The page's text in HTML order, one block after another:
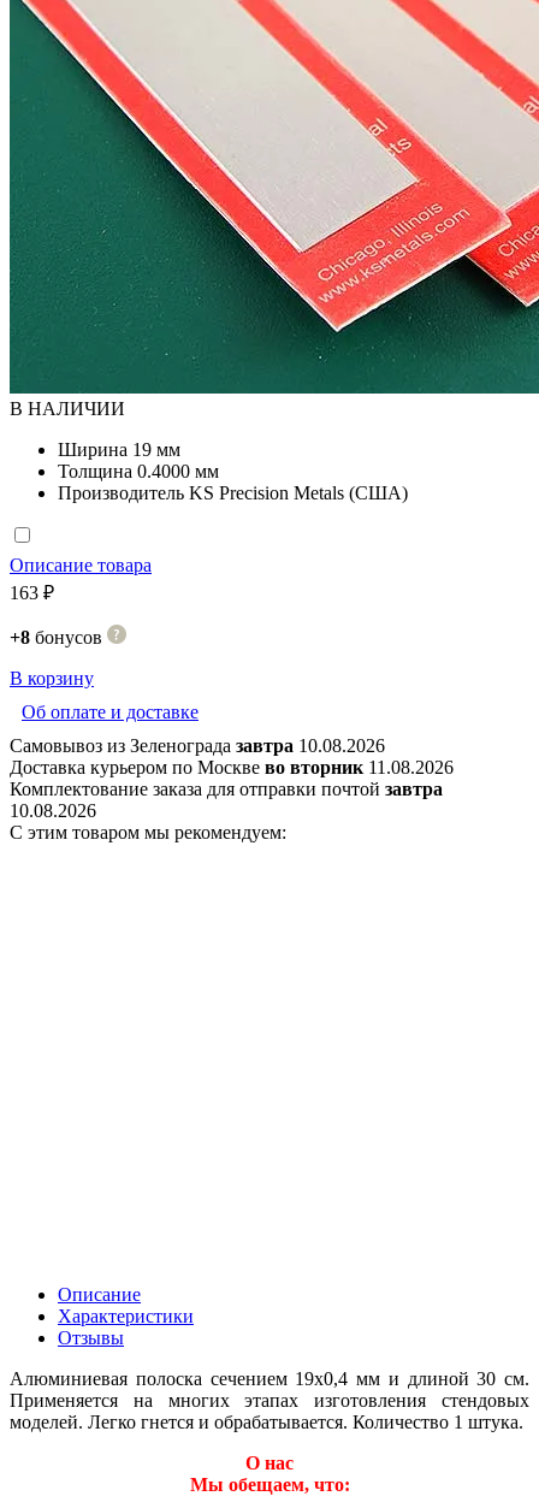
В НАЛИЧИИ
Ширина 19 мм
Толщина 0.4000 мм
Производитель KS Precision Metals (США)
Описание товара
163 ₽
+8 бонусов
В корзину
Об оплате и доставке
Самовывоз из Зеленограда завтра 10.08.2026
Доставка курьером по Москве во вторник 11.08.2026
Комплектование заказа для отправки почтой завтра
10.08.2026
С этим товаром мы рекомендуем:
Описание
Характеристики
Отзывы
Алюминиевая полоска сечением 19х0,4 мм и длиной 30 см.
Применяется на многих этапах изготовления стендовых
моделей. Легко гнется и обрабатывается. Количество 1 штука.
О нас
Мы обещаем, что: